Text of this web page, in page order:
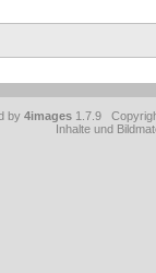
by 4images 1.7.9
Inhalte und